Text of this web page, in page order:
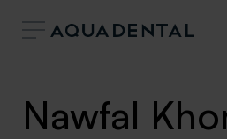
Nawfal